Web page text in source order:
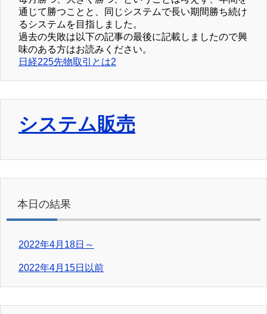
通じて勝つことと、同じシステムで長い期間勝ち続け
るシステムを目指しました。
過去の失敗は以下の記事の最後に記載しましたので興
味のある方はお読みください。
日経225先物取引とは2
システム販売
本日の結果
2022年4月18日～
2022年4月15日以前